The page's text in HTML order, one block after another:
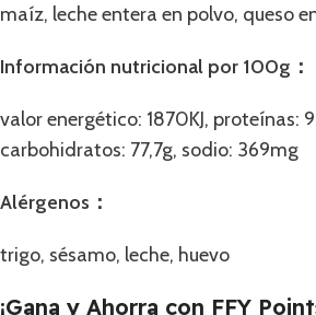
maíz, leche entera en polvo, queso
Información nutricional por 100g：
valor energético: 1870KJ, proteínas:
carbohidratos: 77,7g, sodio: 369mg
Alérgenos：
trigo, sésamo, leche, huevo
¡Gana y Ahorra con FFY